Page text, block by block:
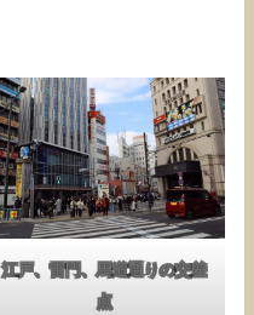
江戸、雷門、馬道通りの交差
点